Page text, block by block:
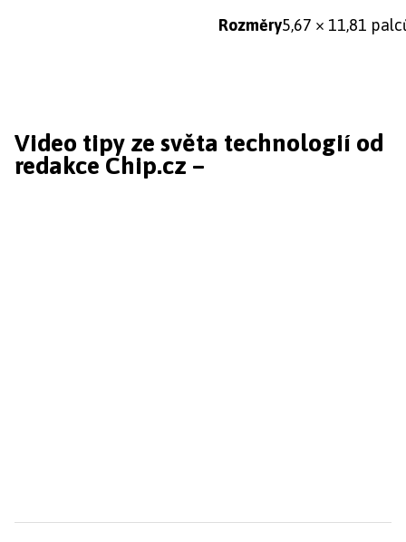
Rozměry5,67 × 11,81
Video tipy ze světa technologií od
redakce Chip.cz –